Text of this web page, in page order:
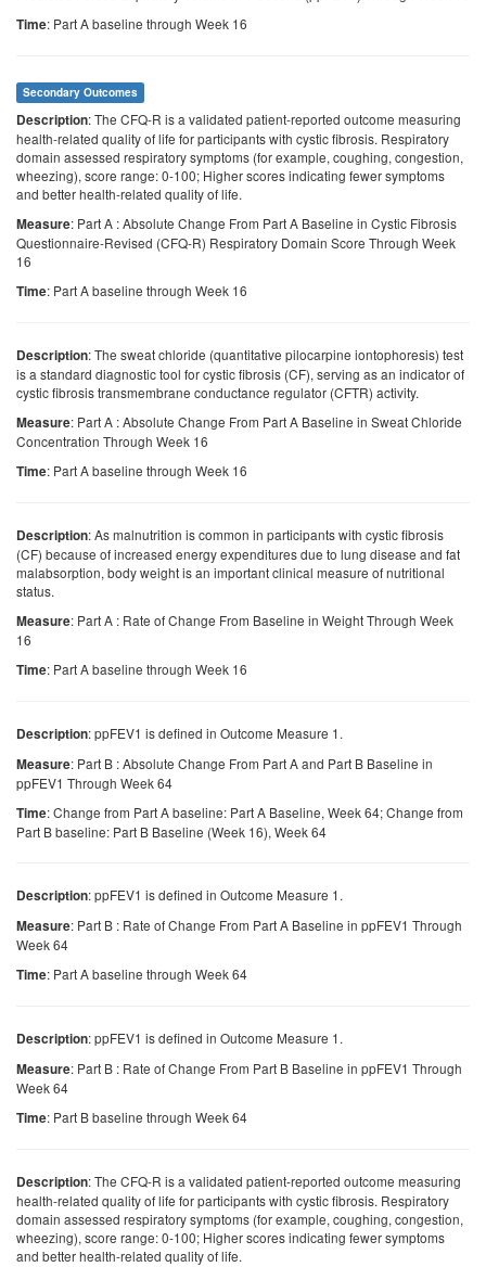
Time: Part A baseline through Week 16
Secondary Outcomes
Description: The CFQ-R is a validated patient-reported outcome measuring
health-related quality of life for participants with cystic fibrosis. Respiratory
domain assessed respiratory symptoms (for example, coughing, congestion,
wheezing), score range: 0-100; Higher scores indicating fewer symptoms
and better health-related quality of life.
Measure: Part A : Absolute Change From Part A Baseline in Cystic Fibrosis
Questionnaire-Revised (CFQ-R) Respiratory Domain Score Through Week
16
Time: Part A baseline through Week 16
Description: The sweat chloride (quantitative pilocarpine iontophoresis) test
is a standard diagnostic tool for cystic fibrosis (CF), serving as an indicator of
cystic fibrosis transmembrane conductance regulator (CFTR) activity.
Measure: Part A : Absolute Change From Part A Baseline in Sweat Chloride
Concentration Through Week 16
Time: Part A baseline through Week 16
Description: As malnutrition is common in participants with cystic fibrosis
(CF) because of increased energy expenditures due to lung disease and fat
malabsorption, body weight is an important clinical measure of nutritional
status.
Measure: Part A : Rate of Change From Baseline in Weight Through Week
16
Time: Part A baseline through Week 16
Description: ppFEV1 is defined in Outcome Measure 1.
Measure: Part B : Absolute Change From Part A and Part B Baseline in
ppFEV1 Through Week 64
Time: Change from Part A baseline: Part A Baseline, Week 64; Change from
Part B baseline: Part B Baseline (Week 16), Week 64
Description: ppFEV1 is defined in Outcome Measure 1.
Measure: Part B : Rate of Change From Part A Baseline in ppFEV1 Through
Week 64
Time: Part A baseline through Week 64
Description: ppFEV1 is defined in Outcome Measure 1.
Measure: Part B : Rate of Change From Part B Baseline in ppFEV1 Through
Week 64
Time: Part B baseline through Week 64
Description: The CFQ-R is a validated patient-reported outcome measuring
health-related quality of life for participants with cystic fibrosis. Respiratory
domain assessed respiratory symptoms (for example, coughing, congestion,
wheezing), score range: 0-100; Higher scores indicating fewer symptoms
and better health-related quality of life.